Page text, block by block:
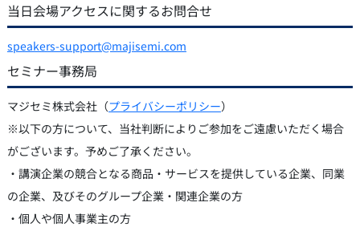
当日会場アクセスに関するお問合せ
speakers-support@majisemi.com
セミナー事務局
マジセミ株式会社（プライバシーポリシー）
※以下の方について、当社判断によりご参加をご遠慮いただく場合
がございます。予めご了承ください。
・講演企業の競合となる商品・サービスを提供している企業、同業
の企業、及びそのグループ企業・関連企業の方
・個人や個人事業主の方